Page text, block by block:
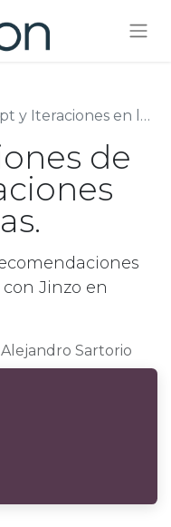
en las consultas.
de
Jinzo en
Alejandro Sartorio